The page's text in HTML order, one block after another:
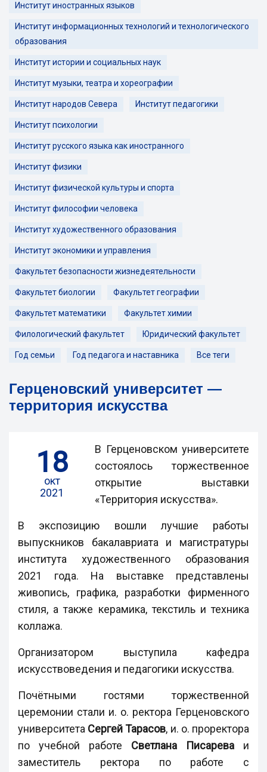
Институт иностранных языков
Институт информационных технологий и технологического
образования
Институт истории и социальных наук
Институт музыки, театра и хореографии
Институт народов Севера Институт педагогики
Институт психологии
Институт русского языка как иностранного
Институт физики
Институт физической культуры и спорта
Институт философии человека
Институт художественного образования
Институт экономики и управления
Факультет безопасности жизнедеятельности
Факультет биологии Факультет географии
Факультет математики Факультет химии
Филологический факультет Юридический факультет
Год семьи Год педагога и наставника Все теги
Герценовский университет —
территория искусства
18
окт
2021
В Герценовском университете
состоялось торжественное
открытие выставки
«Территория искусства».
В экспозицию вошли лучшие работы
выпускников бакалавриата и магистратуры
института художественного образования
2021 года. На выставке представлены
живопись, графика, разработки фирменного
стиля, а также керамика, текстиль и техника
коллажа.
Организатором выступила кафедра
искусствоведения и педагогики искусства.
Почётными гостями торжественной
церемонии стали и. о. ректора Герценовского
университета Сергей Тарасов, и. о. проректора
по учебной работе Светлана Писарева и
заместитель ректора по работе с